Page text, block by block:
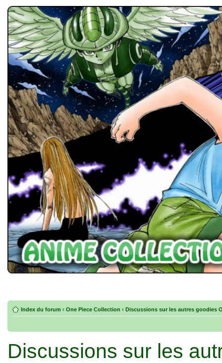
Index du forum ‹ One Piece Collection ‹ Discussions sur les autres goodies
Discussions sur les